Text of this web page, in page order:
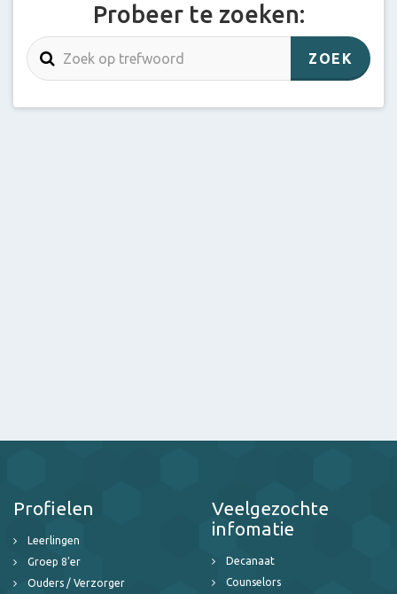
Probeer te zoeken:
Profielen
Leerlingen
Groep 8'er
Ouders / Verzorger
Veelgezochte
infomatie
Decanaat
Counselors